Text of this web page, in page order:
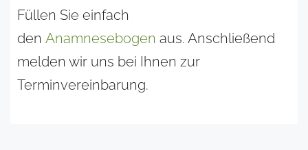
Füllen Sie einfach
den Anamnesebogen aus. Anschließend
melden wir uns bei Ihnen zur
Terminvereinbarung.